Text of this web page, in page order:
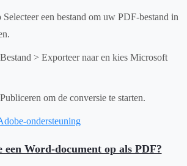
een bestand om uw PDF-bestand in
> Exporteer naar en kies Microsoft
om de conversie te starten.
ondersteuning
een Word-document op als PDF?